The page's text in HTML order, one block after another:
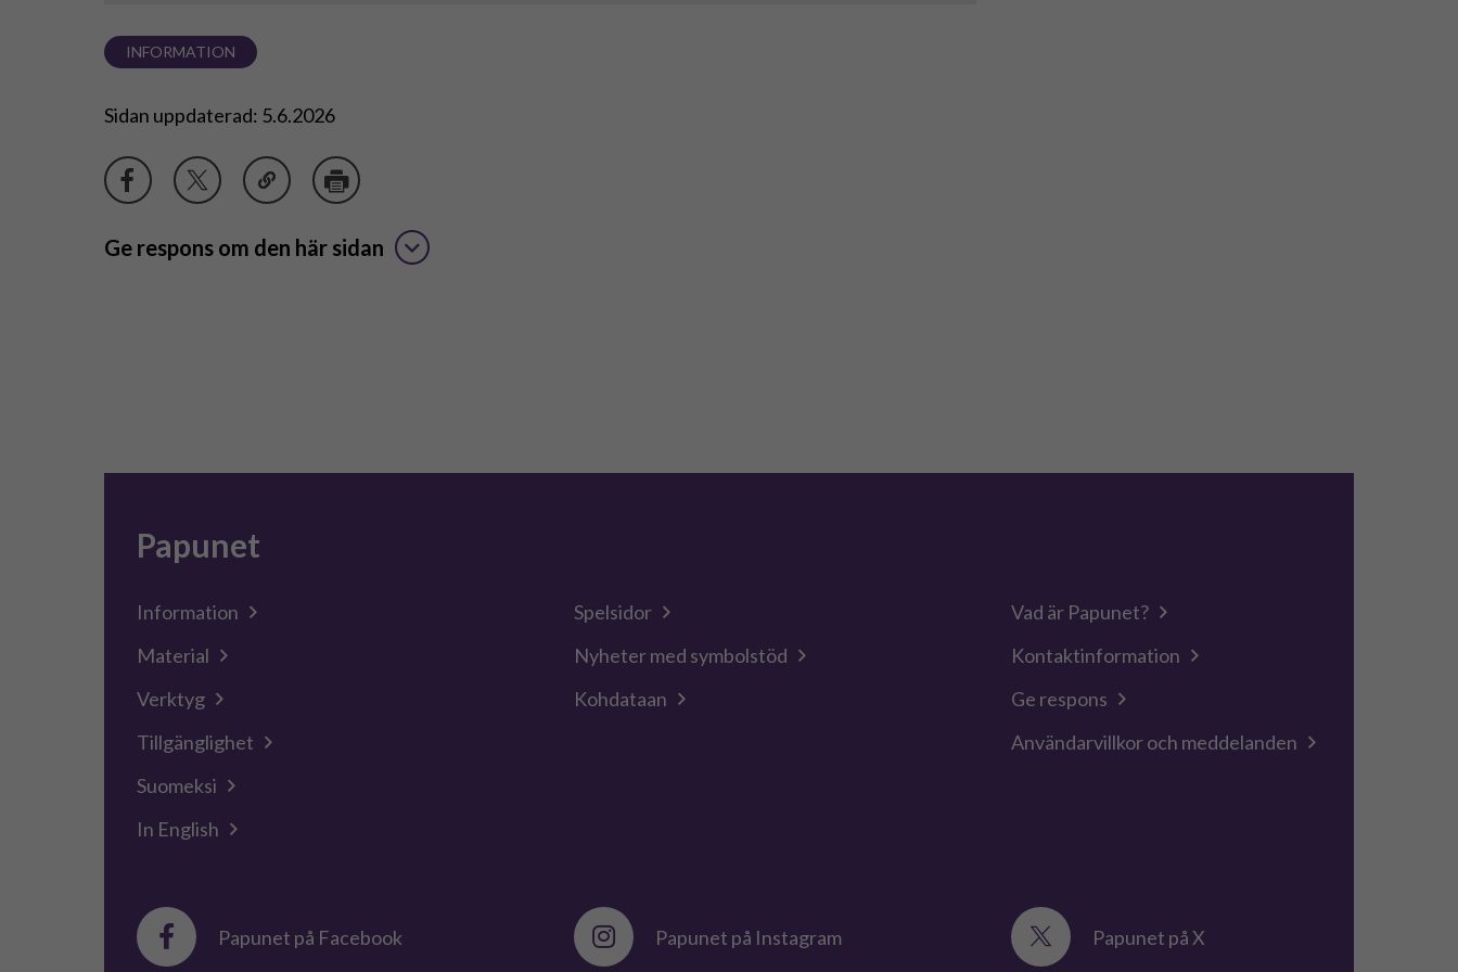
INFORMATION
Sidan uppdaterad: 5.6.2026
Ge respons om den här sidan
Papunet
Information
Material
Verktyg
Tillgänglighet
Suomeksi
In English
Spelsidor
Nyheter med symbolstöd
Kohdataan
Vad är Papunet?
Kontaktinformation
Ge respons
Användarvillkor och meddelanden
Papunet på Facebook Papunet på Instagram Papunet på X